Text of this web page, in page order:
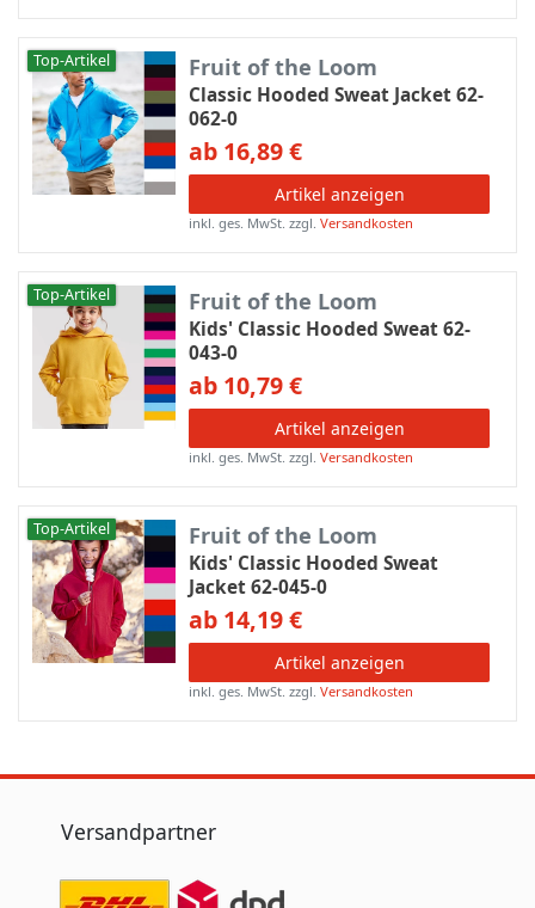
Top-Artikel Fruit of the Loom
Classic Hooded Sweat Jacket 62-
062-0
ab 16,89 €
Artikel anzeigen
inkl. ges. MwSt. zzgl.Versandkosten
Top-Artikel Fruit of the Loom
Kids' Classic Hooded Sweat 62-
043-0
ab 10,79 €
Artikel anzeigen
inkl. ges. MwSt. zzgl.Versandkosten
Top-Artikel Fruit of the Loom
Kids' Classic Hooded Sweat
Jacket 62-045-0
ab 14,19 €
Artikel anzeigen
inkl. ges. MwSt. zzgl.Versandkosten
Versandpartner